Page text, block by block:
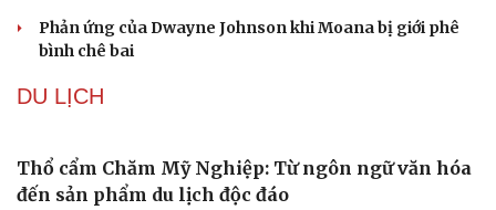
Phản ứng của Dwayne Johnson khi Moana bị giới phê
bình chê bai
DU LỊCH
Thổ cẩm Chăm Mỹ Nghiệp: Từ ngôn ngữ văn hóa
đến sản phẩm du lịch độc đáo